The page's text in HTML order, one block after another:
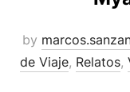
by
de Viaje, Relatos,